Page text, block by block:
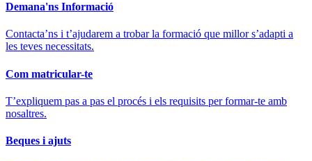
Demana'ns Informació
Contacta’ns i t’ajudarem a trobar la formació que millor s’adapti a
les teves necessitats.
Com matricular-te
T’expliquem pas a pas el procés i els requisits per formar-te amb
nosaltres.
Beques i ajuts